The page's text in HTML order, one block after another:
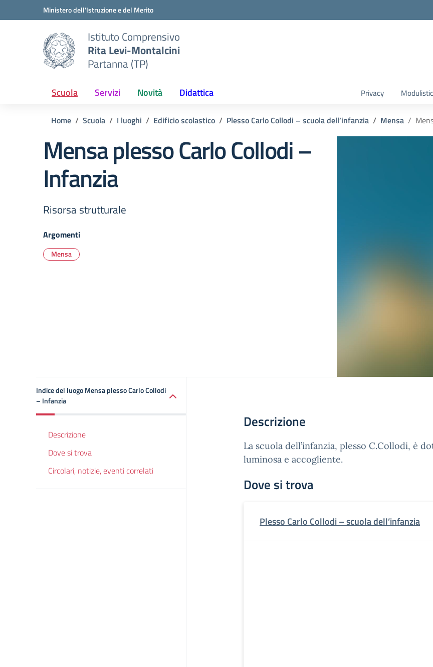
Vai ai contenuti
Vai al menu di navigazioneMinistero dell'Istruzione e del Merito
Istituto Comprensivo
Rita Levi-Montalcini
Partanna (TP)
Scuola Servizi Novità Didattica Privacy
Home Scuola I luoghi Edificio scolastico Plesso Carlo Collodi – scuola dell’infanzia Mensa
Mensa plesso Carlo Collodi –
Infanzia
Risorsa strutturale
Argomenti
Mensa
Indice del luogo Mensa plesso Carlo Collodi
– Infanzia
Descrizione
Dove si trova
Circolari, notizie, eventi correlati
Descrizione
La scuola dell’infanzia, plesso C.Collodi, è
luminosa e accogliente.
Dove si trova
Plesso Carlo Collodi – scuola dell’infanzia